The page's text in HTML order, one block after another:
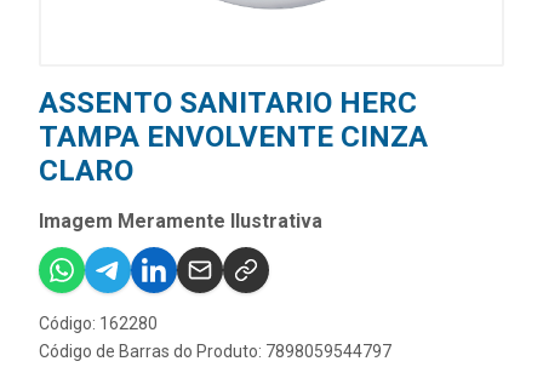
ASSENTO SANITARIO HERC
TAMPA ENVOLVENTE CINZA
CLARO
Imagem Meramente Ilustrativa
Código: 162280
Código de Barras do Produto: 7898059544797